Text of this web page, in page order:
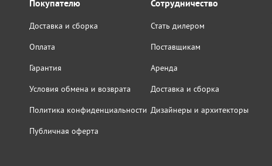
Покупателю
Доставка и сборка
Оплата
Гарантия
Условия обмена и возврата
Политика конфиденциальности
Публичная оферта
Сотрудничество
Стать дилером
Поставщикам
Аренда
Доставка и сборка
Дизайнеры и архитекторы